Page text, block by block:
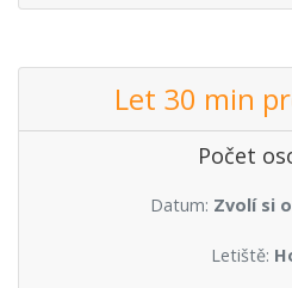
Let 30 min
Počet
Datum: Zvolí si
Letiště: